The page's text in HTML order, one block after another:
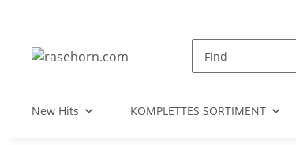
New Hits KOMPLETTES SORTIMENT